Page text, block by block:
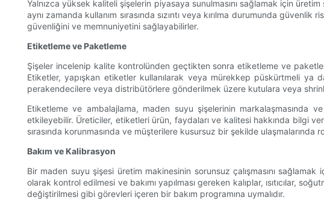
Yalnızca yüksek kaliteli şişelerin piyasaya sunulmasını sağlamak için
aynı zamanda kullanım sırasında sızıntı veya kırılma durumunda
güvenliğini ve memnuniyetini sağlayabilirler.
Etiketleme ve Paketleme
Şişeler incelenip kalite kontrolünden geçtikten sonra etiketleme ve
Etiketler, yapışkan etiketler kullanılarak veya mürekkep püskürtmeli ya
perakendecilere veya distribütörlere gönderilmek üzere kutulara veya
Etiketleme ve ambalajlama, maden suyu şişelerinin markalaşmasında
etkileyebilir. Üreticiler, etiketleri ürün, faydaları ve kalitesi hakkında bilgi
sırasında korunmasında ve müşterilere kusursuz bir şekilde ulaşmalarında
Bakım ve Kalibrasyon
Bir maden suyu şişesi üretim makinesinin sorunsuz çalışmasını
olarak kontrol edilmesi ve bakımı yapılması gereken kalıplar, ısıtıcılar,
değiştirilmesi gibi görevleri içeren bir bakım programına uymalıdır.